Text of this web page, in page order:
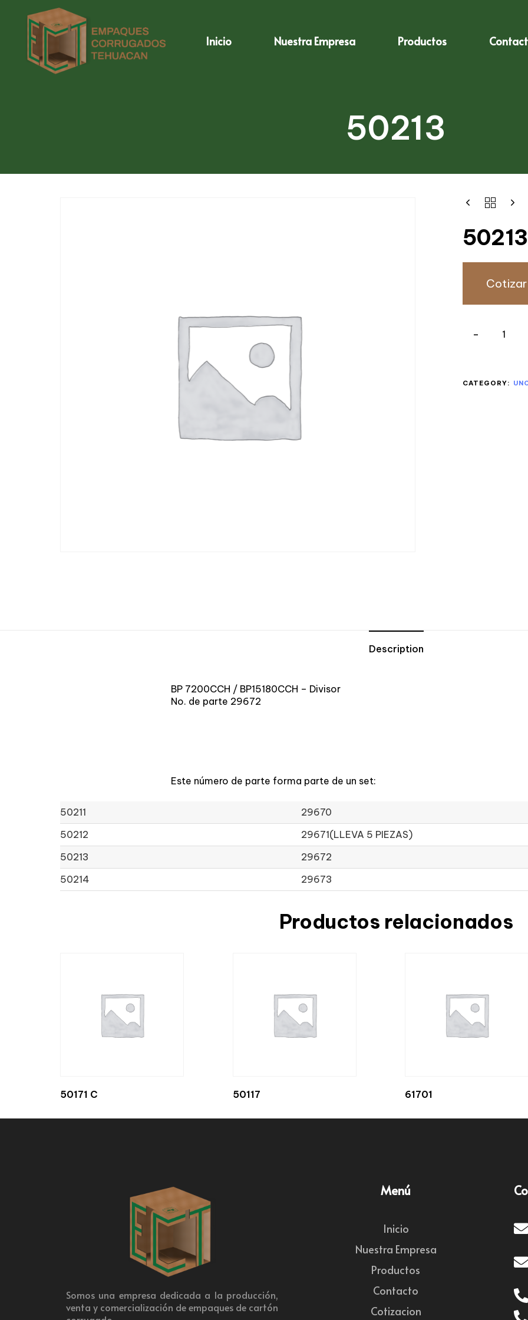
Inicio Nuestra Empresa Productos
50213
50213
Cotizar
CATEGORY:
Description
BP 7200CCH / BP15180CCH – Divisor
No. de parte 29672
Este número de parte forma parte de un set:
50211
29670
50212
29671(LLEVA 5 PIEZAS)
50213
29672
50214
29673
Productos relacionados
50171 C 50117 61701
Somos una empresa dedicada a la producción,
venta y comercialización de empaques de cartón
Menú
Inicio
Nuestra Empresa
Productos
Contacto
Cotizacion